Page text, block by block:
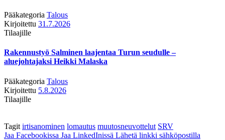
Pääkategoria Talous
Kirjoitettu 31.7.2026
Tilaajille
Rakennustyö Salminen laajentaa Turun seudulle –
aluejohtajaksi Heikki Malaska
Pääkategoria Talous
Kirjoitettu 5.8.2026
Tilaajille
Tagit irtisanominen lomautus muutosneuvottelut SRV
Jaa Facebookissa Jaa LinkedInissä Lähetä linkki sähköpostilla